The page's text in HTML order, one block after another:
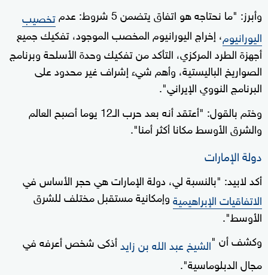
وأبرز: "ما نحتاجه هو اتفاق يتضمن 5 شروط: عدم
تخصيب
اليورانيوم، إخراج اليورانيوم المخصب الموجود، تفكيك جميع
أجهزة الطرد المركزي، التأكد من تفكيك وحدة الأسلحة وبرنامج
الصواريخ الباليستية، وأهم شيء إشراف غير محدود على
البرنامج النووي الإيراني".
وختم بالقول: "أعتقد أنه بعد حرب الـ12 يوما أصبح العالم
والشرق الأوسط مكانا أكثر أمنا".
دولة الإمارات
أكد لابيد: "بالنسبة لي، دولة الإمارات هي حجر الأساس في
الاتفاقيات الإبراهيميةوإمكانية مستقبل مختلف للشرق
الأوسط".
وكشف أن "الشيخ عبد الله بن زايدأذكى شخص أعرفه في
مجال الدبلوماسية".